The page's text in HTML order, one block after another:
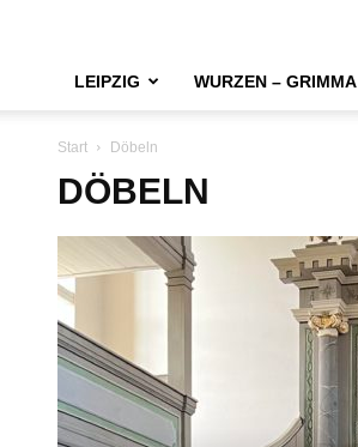
LEIPZIG WURZEN – GRIMMA
Start Döbeln
DÖBELN